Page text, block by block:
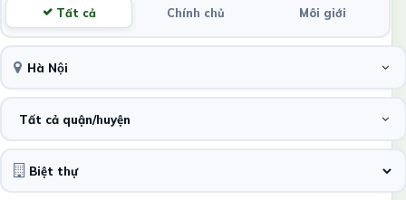
Tất cả Chính chủ Môi giới
Hà Nội
Tất cả quận/huyện